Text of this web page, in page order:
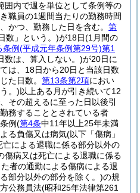
囲内で週を単位として条例等の
職員の1週間当たりの勤務時間
かつ、勤務した日を含む。 第
数」という。)が18日(1月間の
例(平成元年条例第29号)第1
数は、算入しない。)が20日に
は、18日から20日と当該日数
た日数。 第13条第2項におい
。)以上ある月が引き続いて12
その超えるに至った日以後引
務することとされている者
例(第4条中11年以上25年未満
る負傷又は病気(以下「傷病」
亡による退職に係る部分以外の
傷病又は死亡による退職に係る
者の通勤による傷病による退
部分以外の部分を除く。)の規
公務員法(昭和25年法律第261